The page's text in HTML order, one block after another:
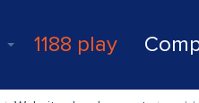
1188 play